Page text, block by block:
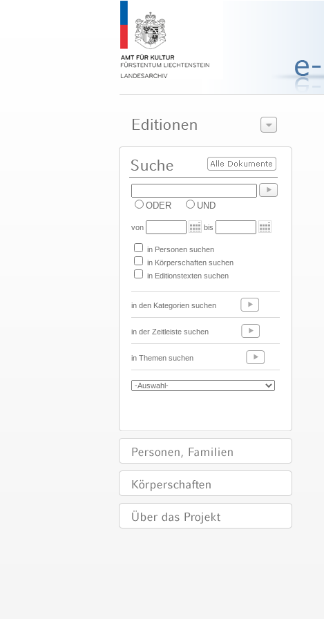
ODER UND
von bis
in Personen suchen
in Körperschaften suchen
in Editionstexten suchen
in den Kategorien suchen
in der Zeitleiste suchen
in Themen suchen